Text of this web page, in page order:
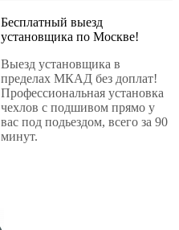
Бесплатный выезд
установщика по Москве!
Выезд установщика в
пределах МКАД без доплат!
Профессиональная установка
чехлов с подшивом прямо у
вас под подьездом, всего за 90
минут.